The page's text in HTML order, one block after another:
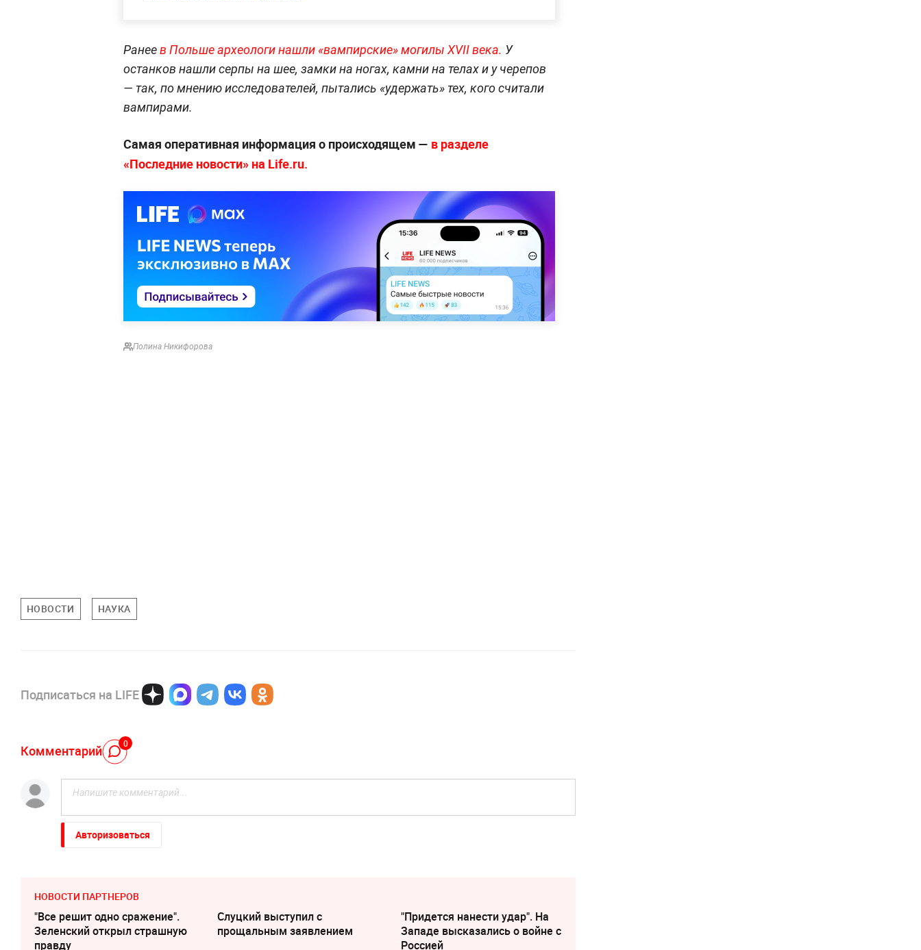
Ранеев Польше археологи нашли «вампирские» могилы XVII века. У
останков нашли серпы на шее, замки на ногах, камни на телах и у черепов
— так, по мнению исследователей, пытались «удержать» тех, кого считали
вампирами.
Самая оперативная информация о происходящем — в разделе
«Последние новости» на Life.ru.
Полина Никифорова
НОВОСТИ НАУКА
Подписаться на LIFE
Комментарий 0
Авторизоваться
НОВОСТИ ПАРТНЕРОВ
"Все решит одно сражение".
Зеленский открыл страшную
правду
Слуцкий выступил с
прощальным заявлением
"Придется нанести удар". На
Западе высказались о войне с
Россией